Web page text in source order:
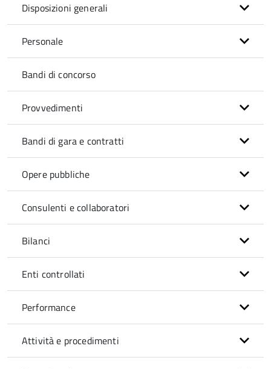
Disposizioni generali
Personale
Bandi di concorso
Provvedimenti
Bandi di gara e contratti
Opere pubbliche
Consulenti e collaboratori
Bilanci
Enti controllati
Performance
Attività e procedimenti